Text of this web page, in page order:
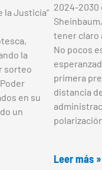
la Justicia”
la
sorteo
en su
un
2024-2030
tener claro
No pocos
primera
distancia
Leer más »